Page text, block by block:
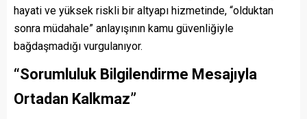
hayati ve yüksek riskli bir altyapı hizmetinde, “olduktan
sonra müdahale” anlayışının kamu güvenliğiyle
bağdaşmadığı vurgulanıyor.
“Sorumluluk Bilgilendirme Mesajıyla
Ortadan Kalkmaz”